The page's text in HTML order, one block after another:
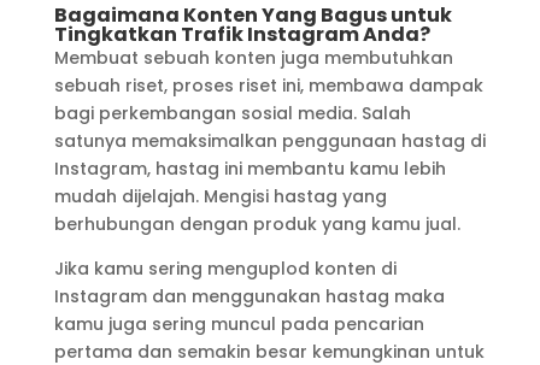
Bagaimana Konten Yang Bagus untuk
Tingkatkan Trafik Instagram Anda?
Membuat sebuah konten juga membutuhkan
sebuah riset, proses riset ini, membawa dampak
bagi perkembangan sosial media. Salah
satunya memaksimalkan penggunaan hastag di
Instagram, hastag ini membantu kamu lebih
mudah dijelajah. Mengisi hastag yang
berhubungan dengan produk yang kamu jual.
Jika kamu sering menguplod konten di
Instagram dan menggunakan hastag maka
kamu juga sering muncul pada pencarian
pertama dan semakin besar kemungkinan untuk